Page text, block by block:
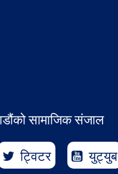
सामाजिक संजाल
ट्विटर युट्युब